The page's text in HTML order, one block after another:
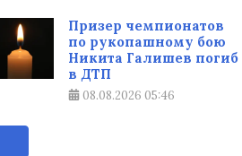
Призер чемпионатов
по рукопашному бою
Никита Галишев погиб
в ДТП
08.08.2026 05:46